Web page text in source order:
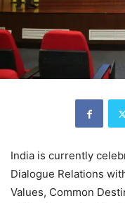
India is currently
Dialogue Relations
Values, Common